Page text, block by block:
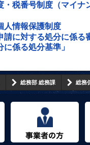
・税番号制度（マイナ
人情報保護制度
請に対する処分に係る
に係る処分基準」
総務部 総務課 総務